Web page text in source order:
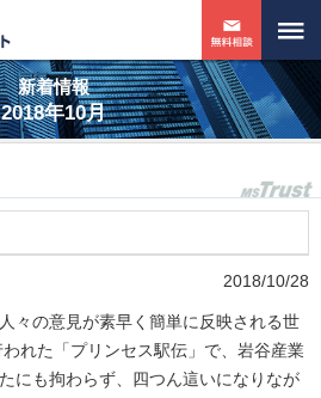
新着情報
2018年10月
2018/10/28
々の意見が素早く簡単に反映される世
れた「プリンセス駅伝」で、岩谷産業
にも拘わらず、四つん這いになりなが